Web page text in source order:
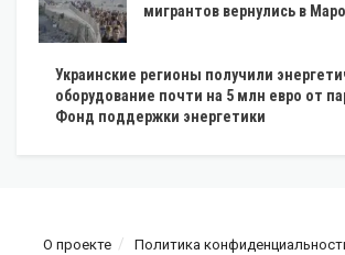
мигрантов вернулись в
Украинские регионы получили
оборудование почти на 5 млн евро от
Фонд поддержки энергетики
О проекте Политика